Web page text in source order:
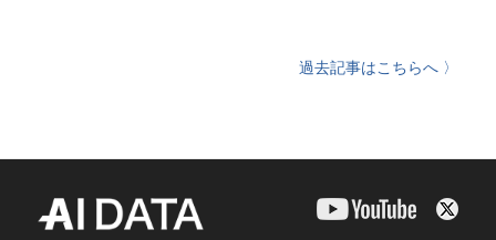
過去記事はこちらへ 〉